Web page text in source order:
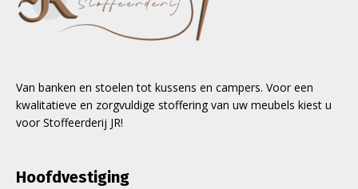
Van banken en stoelen tot kussens en campers. Voor een
kwalitatieve en zorgvuldige stoffering van uw meubels kiest u
voor Stoffeerderij JR!
Hoofdvestiging